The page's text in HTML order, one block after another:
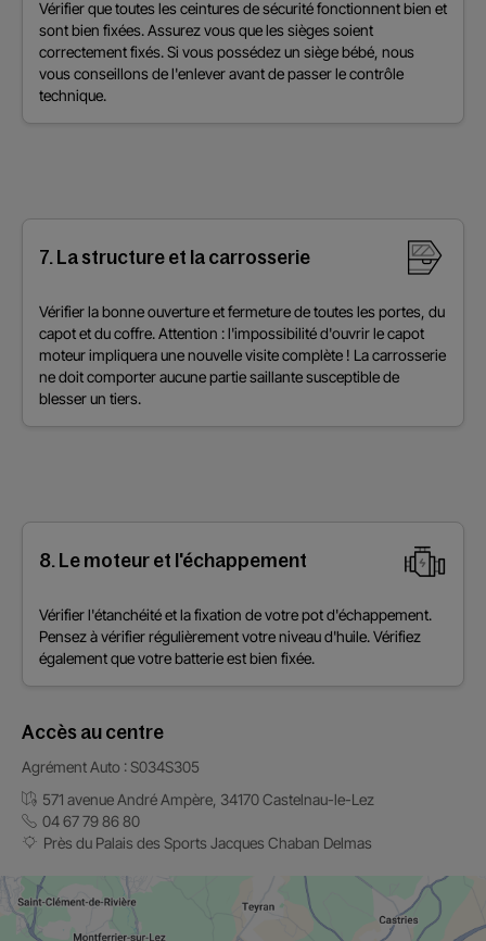
Vérifier que toutes les ceintures de sécurité fonctionnent bien et
sont bien fixées. Assurez vous que les sièges soient
correctement fixés. Si vous possédez un siège bébé, nous
vous conseillons de l'enlever avant de passer le contrôle
technique.
7. La structure et la carrosserie
Vérifier la bonne ouverture et fermeture de toutes les portes, du
capot et du coffre. Attention : l'impossibilité d'ouvrir le capot
moteur impliquera une nouvelle visite complète ! La carrosserie
ne doit comporter aucune partie saillante susceptible de
blesser un tiers.
8. Le moteur et l'échappement
Vérifier l'étanchéité et la fixation de votre pot d'échappement.
Pensez à vérifier régulièrement votre niveau d'huile. Vérifiez
également que votre batterie est bien fixée.
Accès au centre
Agrément Auto : S034S305
571 avenue André Ampère, 34170 Castelnau-le-Lez
04 67 79 86 80
Près du Palais des Sports Jacques Chaban Delmas